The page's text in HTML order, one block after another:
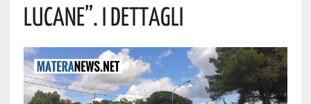
Lucane”. I Dettagli